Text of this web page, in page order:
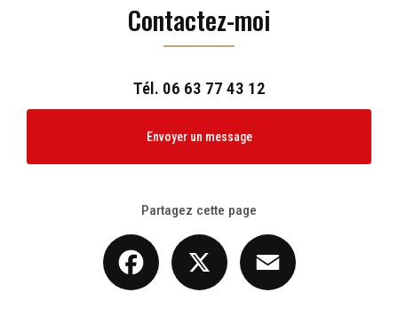
Contactez-moi
Tél. 06 63 77 43 12
Envoyer un message
Partagez cette page
Facebook